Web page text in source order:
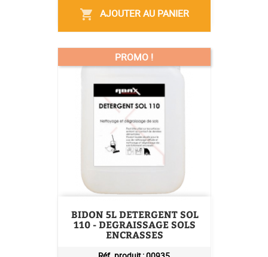
shopping_cart AJOUTER AU PANIER
PROMO !
BIDON 5L DETERGENT SOL
110 - DEGRAISSAGE SOLS
ENCRASSES